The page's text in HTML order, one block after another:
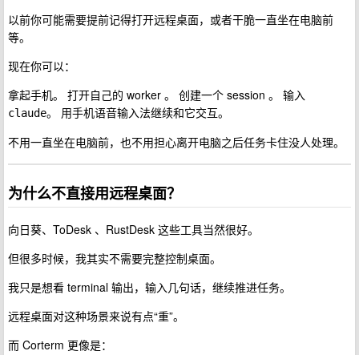
以前你可能需要提前记得打开远程桌面，或者干脆一直坐在电脑前
等。
现在你可以：
拿起手机。 打开自己的 worker 。 创建一个 session 。 输入
claude。 用手机语音输入法继续和它交互。
不用一直坐在电脑前，也不用担心离开电脑之后任务卡住没人处理。
为什么不直接用远程桌面？
向日葵、ToDesk 、RustDesk 这些工具当然很好。
但很多时候，我其实不需要完整控制桌面。
我只是想看 terminal 输出，输入几句话，继续推进任务。
远程桌面对这种场景来说有点“重”。
而 Corterm 更像是：